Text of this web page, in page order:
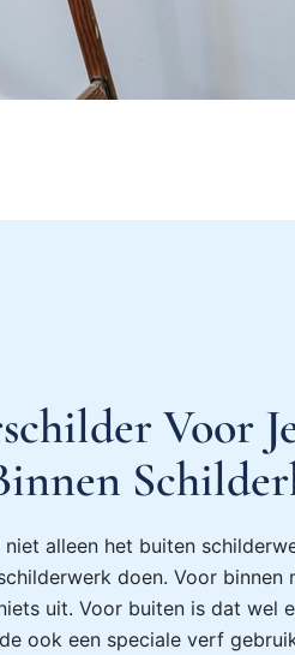
Voor
alleen het buiten
doen. Voor binnen
uit. Voor buiten is dat wel
ook een speciale verf